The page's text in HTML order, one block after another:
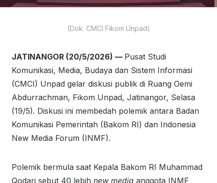
(Dok. CMCI Fikom Unpad)
JATINANGOR (20/5/2026) — Pusat Studi
Komunikasi, Media, Budaya dan Sistem Informasi
(CMCI) Unpad gelar diskusi publik di Ruang Oemi
Abdurrachman, Fikom Unpad, Jatinangor, Selasa
(19/5). Diskusi ini membedah polemik antara Badan
Komunikasi Pemerintah (Bakom RI) dan Indonesia
New Media Forum (INMF).
Polemik bermula saat Kepala Bakom RI Muhammad
Qodari sebut 40 lebih new media anggota INMF